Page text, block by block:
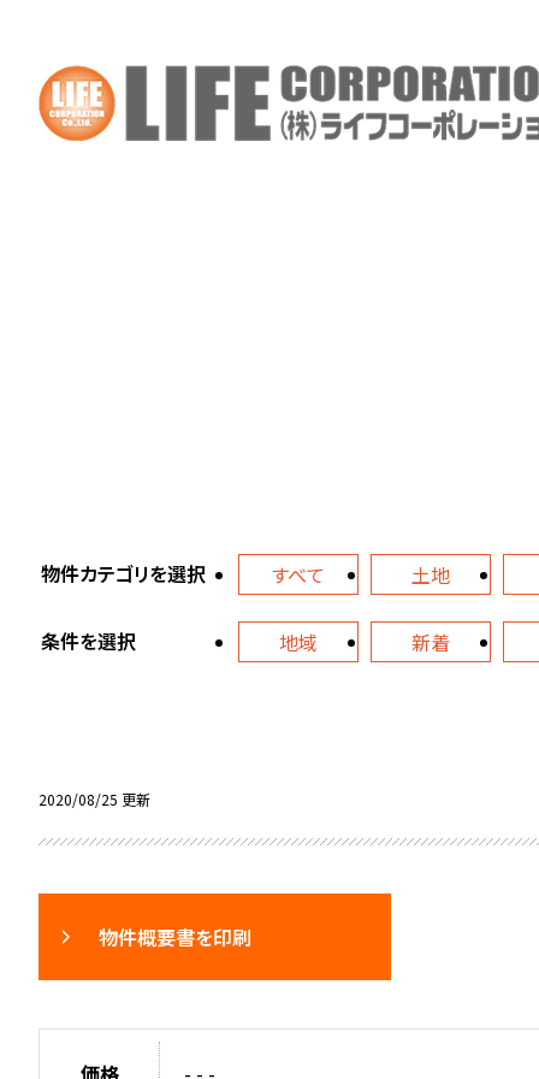
物件カテゴリを選択 すべて 土地
条件を選択 地域 新着
2020/08/25 更新
物件概要書を印刷
価格 - - -